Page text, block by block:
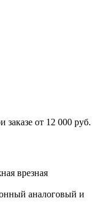
заказе от 12 000 руб.
врезная
аналоговый и